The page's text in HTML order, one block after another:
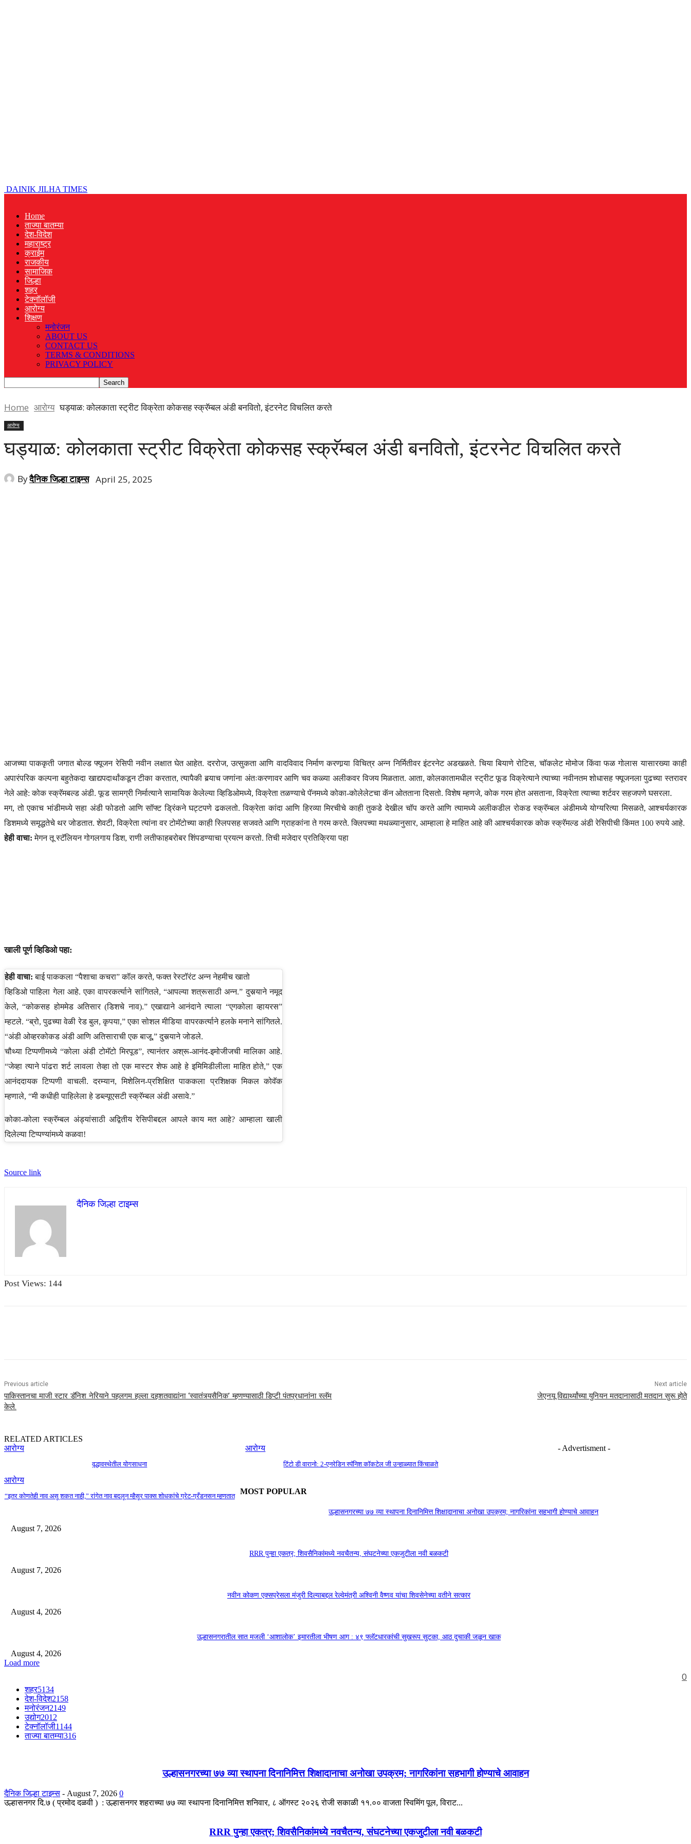
DAINIK JILHA TIMES
Home
ताज्या बातम्या
देश-विदेश
महाराष्ट्र
क्राईम
राजकीय
सामाजिक
जिल्हा
शहर
टेक्नॉलॉजी
आरोग्य
शिक्षण
मनोरंजन
ABOUT US
CONTACT US
TERMS & CONDITIONS
PRIVACY POLICY
Home आरोग्य घड्याळ: कोलकाता स्ट्रीट विक्रेता कोकसह स्क्रॅम्बल अंडी बनवितो, इंटरनेट विचलित करते
आरोग्य
घड्याळ: कोलकाता स्ट्रीट विक्रेता कोकसह स्क्रॅम्बल अंडी बनवितो, इंटरनेट विचलित करते
Byदैनिक जिल्हा टाइम्स April 25, 2025
आजच्या पाककृती जगात बोल्ड फ्यूजन रेसिपी नवीन लक्षात घेत आहेत. दररोज, उत्सुकता आणि वादविवाद निर्माण करणार्‍या विचित्र अन्न निर्मितीवर इंटरनेट अडखळते. चिया बियाणे रोटिस, चॉकलेट मोमोज किंवा फळ गोलास यासारख्या काही
अपारंपरिक कल्पना बहुतेकदा खाद्यपदार्थांकडून टीका करतात, त्यापैकी बर्‍याच जणांना अंतःकरणावर आणि चव कळ्या अलीकवर विजय मिळतात. आता, कोलकातामधील स्ट्रीट फूड विक्रेत्याने त्याच्या नवीनतम शोधासह फ्यूजनला पुढच्या स्तरावर
नेले आहे: कोक स्क्रॅमबल्ड अंडी. फूड सामग्री निर्मात्याने सामायिक केलेल्या व्हिडिओमध्ये, विक्रेता तळण्याचे पॅनमध्ये कोका-कोलेलेटचा कॅन ओतताना दिसतो. विशेष म्हणजे, कोक गरम होत असताना, विक्रेता त्याच्या शर्टवर सहजपणे घसरला.
मग, तो एकाच भांडीमध्ये सहा अंडी फोडतो आणि सॉफ्ट ड्रिंकने घट्टपणे ढकलतो. विक्रेता कांदा आणि हिरव्या मिरचीचे काही तुकडे देखील चॉप करते आणि त्यामध्ये अलीकडील रोकड स्क्रॅम्बल अंडीमध्ये योग्यरित्या मिसळते, आश्चर्यकारक
डिशमध्ये समृद्धतेचे थर जोडतात. शेवटी, विक्रेता त्यांना वर टोमॅटोच्या काही स्लिपसह सजवते आणि ग्राहकांना ते गरम करते. क्लिपच्या मथळ्यानुसार, आम्हाला हे माहित आहे की आश्चर्यकारक कोक स्क्रॅमल्ड अंडी रेसिपीची किंमत 100 रुपये आहे.
हेही वाचा:मेगन तू स्टॅलियन गोगलगाय डिश, राणी लतीफाहबरोबर शिंपडण्याचा प्रयत्न करतो. तिची मजेदार प्रतिक्रिया पहा
खाली पूर्ण व्हिडिओ पहा:
हेही वाचा: बाई पाककला “पैशाचा कचरा” कॉल करते, फक्त रेस्टॉरंट अन्न नेहमीच खातो
व्हिडिओ पाहिला गेला आहे. एका वापरकर्त्याने सांगितले, “आपल्या शत्रूसाठी अन्न.” दुसर्‍याने नमूद
केले, “कोकसह होममेड अतिसार (डिशचे नाव).” एखाद्याने आनंदाने त्याला “एगकोला व्हायरस”
म्हटले. “ब्रो, पुढच्या वेळी रेड बुल, कृपया,” एका सोशल मीडिया वापरकर्त्याने हलके मनाने सांगितले.
“अंडी ओव्हरकोकड अंडी आणि अतिसाराची एक बाजू,” दुसर्‍याने जोडले.
चौथ्या टिप्पणीमध्ये “कोला अंडी टोमॅटो मिरपूड”, त्यानंतर अश्रू-आनंद-इमोजीजची मालिका आहे.
“जेव्हा त्याने पांढरा शर्ट लावला तेव्हा तो एक मास्टर शेफ आहे हे इमिमिडीलीला माहित होते,” एक
आनंददायक टिप्पणी वाचली. दरम्यान, मिशेलिन-प्रशिक्षित पाककला प्रशिक्षक मिकल कोवॅक
म्हणाले, “मी कधीही पाहिलेला हे डब्ल्यूएसटी स्क्रॅम्बल अंडी असावे.”
कोका-कोला स्क्रॅम्बल अंड्यांसाठी अद्वितीय रेसिपीबद्दल आपले काय मत आहे? आम्हाला खाली
दिलेल्या टिप्पण्यांमध्ये कळवा!
Source link
दैनिक जिल्हा टाइम्स
Post Views: 144
Previous article
पाकिस्तानचा माजी स्टार डॅनिश नेरियाने पहलगम हल्ला दहशतवाद्यांना ‘स्वातंत्र्यसैनिक’ म्हणण्यासाठी डिप्टी पंतप्रधानांना स्लॅम
केले.
Next article
जेएनयू विद्यार्थ्यांच्या युनियन मतदानासाठी मतदान सुरू होते
RELATED ARTICLES
आरोग्य
वृद्धावस्थेतील योगसाधना
आरोग्य
टिंटो डी वारानो: 2-एनरेडिन स्पॅनिश कॉकटेल जी उन्हाळ्यात किंचाळते
आरोग्य
“इतर कोणतेही नाव असू शकत नाही,” रांगेत नाव बदलून म्हैसूर पाक्स शोधकांचे ग्रेट-ग्रँडनसन म्हणतात
- Advertisment -
MOST POPULAR
उल्हासनगरच्या ७७ व्या स्थापना दिनानिमित्त शिक्षादानाचा अनोखा उपक्रम; नागरिकांना सहभागी होण्याचे आवाहन
August 7, 2026
RRR पुन्हा एकत्र; शिवसैनिकांमध्ये नवचैतन्य, संघटनेच्या एकजुटीला नवी बळकटी
August 7, 2026
नवीन कोकण एक्सप्रेसला मंजुरी दिल्याबद्दल रेल्वेमंत्री अश्विनी वैष्णव यांचा शिवसेनेच्या वतीने सत्कार
August 4, 2026
उल्हासनगरातील सात मजली ‘आशालोक’ इमारतीला भीषण आग : ४९ फ्लॅटधारकांची सुखरूप सुटका, आठ दुचाकी जळून खाक
August 4, 2026
Load more
0
शहर5134
देश-विदेश2158
मनोरंजन2149
उद्योग2012
टेक्नॉलॉजी1144
ताज्या बातम्या316
उल्हासनगरच्या ७७ व्या स्थापना दिनानिमित्त शिक्षादानाचा अनोखा उपक्रम; नागरिकांना सहभागी होण्याचे आवाहन
दैनिक जिल्हा टाइम्स - August 7, 2026 0
उल्हासनगर दि.७ ( प्रमोद दळवी ) : उल्हासनगर शहराच्या ७७ व्या स्थापना दिनानिमित्त शनिवार, ८ ऑगस्ट २०२६ रोजी सकाळी ११.०० वाजता स्विमिंग पूल, विराट...
RRR पुन्हा एकत्र; शिवसैनिकांमध्ये नवचैतन्य, संघटनेच्या एकजुटीला नवी बळकटी